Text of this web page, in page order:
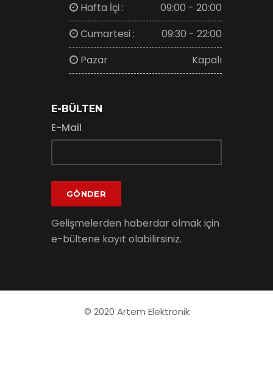
Hafta İçi :
09:00 - 20:00
Cumartesi :
09:30 - 22:00
Pazar
Kapalı
E-BÜLTEN
E-Mail
GÖNDER
Gelişmelerden haberdar olmak için
e-bültene kayıt olabilirsiniz.
© 2020 Artem Elektronik